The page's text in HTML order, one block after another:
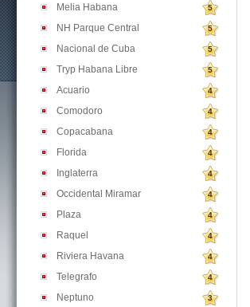
Melia Habana 5
NH Parque Central 5
Nacional de Cuba 5
Tryp Habana Libre 5
Aсuario 4
Comodoro 4
Copacabana 4
Florida 4
Inglaterra 4
Occidental Miramar 4
Plaza 4
Raquel 4
Riviera Havana 4
Telegrafo 4
Neptuno 3